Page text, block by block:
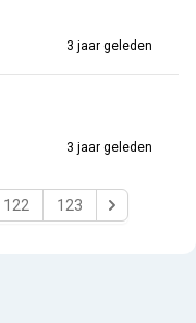
3 jaar geleden
3 jaar geleden
122 123
Next